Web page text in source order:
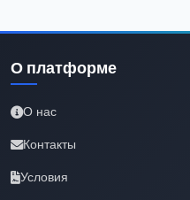
О платформе
О нас
Контакты
Условия